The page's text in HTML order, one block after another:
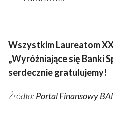
Wszystkim Laureatom
„Wyróżniające się Banki
serdecznie gratulujemy!
Źródło: Portal Finansowy